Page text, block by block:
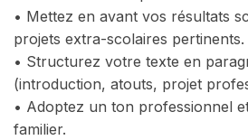
• Mettez en avant vos résultats
projets extra-scolaires pertinents.
• Structurez votre texte en
(introduction, atouts, projet
• Adoptez un ton professionnel
familier.